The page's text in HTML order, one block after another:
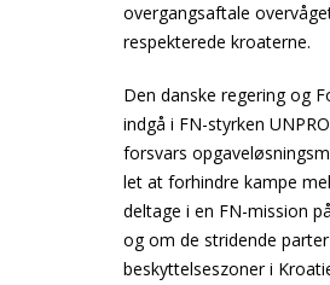
overgangsaftale
respekterede kroaterne.
Den danske regering og
indgå i FN-styrken
forsvars
let at forhindre kampe
deltage i en FN-mission
og om de stridende
beskyttelseszoner i